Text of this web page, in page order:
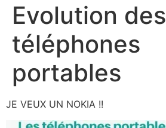
Evolution des
téléphones
portables
JE VEUX UN NOKIA !!